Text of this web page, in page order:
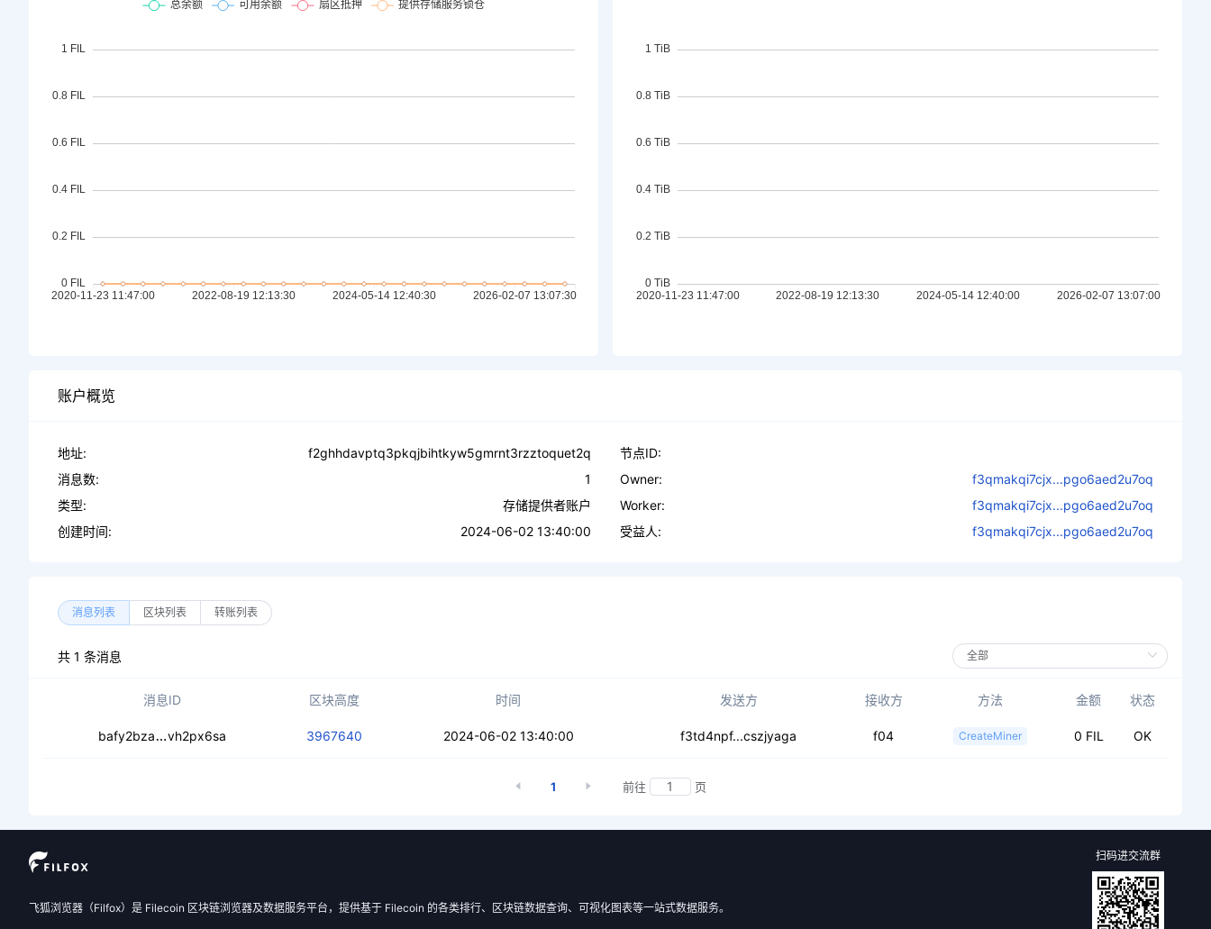
账户概览
地址:
f2ghhdavptq3pkqjbihtkyw5gmrnt3rzztoquet2q
消息数:
1
类型:
存储提供者账户
创建时间:
2024-06-02 13:40:00
节点ID:
Owner:
f3qmakqi7cjx...pgo6aed2u7oq
Worker:
f3qmakqi7cjx...pgo6aed2u7oq
受益人:
f3qmakqi7cjx...pgo6aed2u7oq
消息列表 区块列表 转账列表
共 1 条消息
消息ID 区块高度 时间 发送方 接收方 方法 金额 状态
bafy2bza cecv6lxb4ugzphz4qmhnqjvzrintkibsvlscisp7ndcw2l
vh2px6sa 3967640 2024-06-02 13:40:00 f3td4npf...cszjyaga f04 CreateMiner 0 FIL OK
1 前往 页
飞狐浏览器（Filfox）是 Filecoin 区块链浏览器及数据服务平台，提供基于 Filecoin 的各类排行、区块链数据查询、可视化图表等一站式数据服务。
扫码进交流群